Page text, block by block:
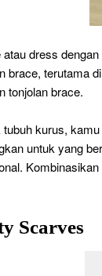
dress
brace, terutama
tonjolan brace.
kurus,
untuk yang
Scarves